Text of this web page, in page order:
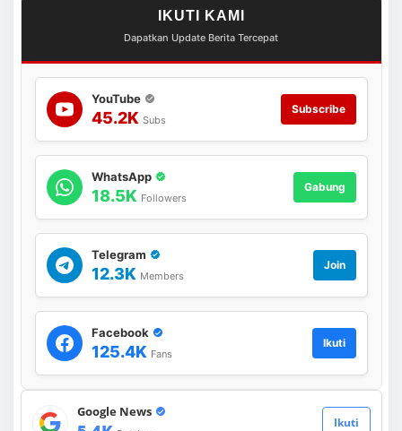
IKUTI KAMI
Dapatkan Update Berita Tercepat
YouTube
45.2K Subs
Subscribe
WhatsApp
18.5K Followers
Gabung
Telegram
12.3K Members
Join
Facebook
125.4K Fans
Ikuti
Google News
Ikuti